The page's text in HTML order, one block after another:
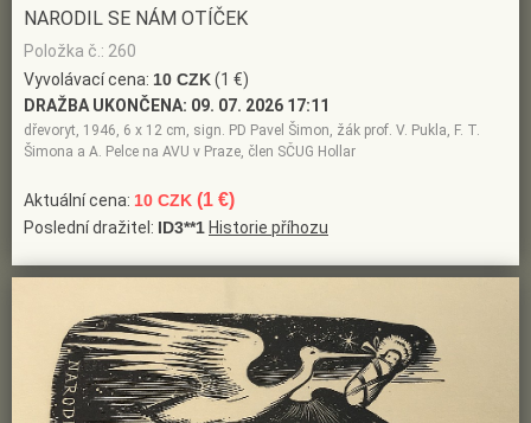
NARODIL SE NÁM OTÍČEK
Položka č.: 260
Vyvolávací cena: 10 CZK(1 €)
DRAŽBA UKONČENA: 09. 07. 2026 17:11
dřevoryt, 1946, 6 x 12 cm, sign. PD Pavel Šimon, žák prof. V. Pukla, F. T.
Šimona a A. Pelce na AVU v Praze, člen SČUG Hollar
Aktuální cena: 10 CZK (1 €)
Poslední dražitel: ID3**1 Historie příhozu